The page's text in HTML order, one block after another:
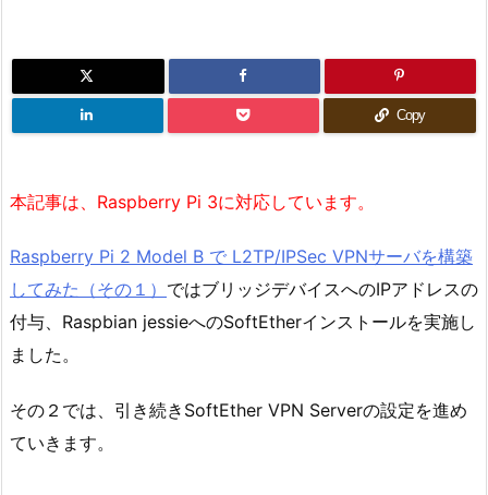
Copy
本記事は、Raspberry Pi 3に対応しています。
Raspberry Pi 2 Model B で L2TP/IPSec VPNサーバを構築
してみた（その１） ではブリッジデバイスへのIPアドレスの
付与、Raspbian jessieへのSoftEtherインストールを実施し
ました。
その２では、引き続きSoftEther VPN Serverの設定を進め
ていきます。